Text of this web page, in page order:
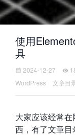
使用
具
2024-12-27
WordPress
文章目
大家应该经常
西，有了文章